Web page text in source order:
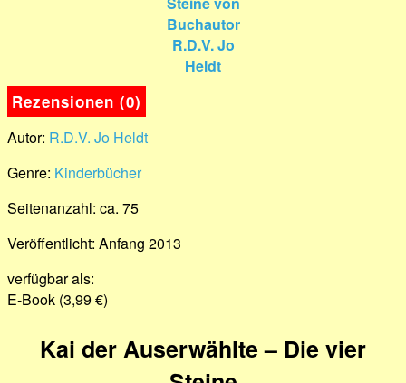
Rezensionen (0)
Autor: R.D.V. Jo Heldt
Genre: Kinderbücher
Seitenanzahl: ca. 75
Veröffentlicht: Anfang 2013
verfügbar als:
E-Book (3,99 €)
Kai der Auserwählte – Die vier